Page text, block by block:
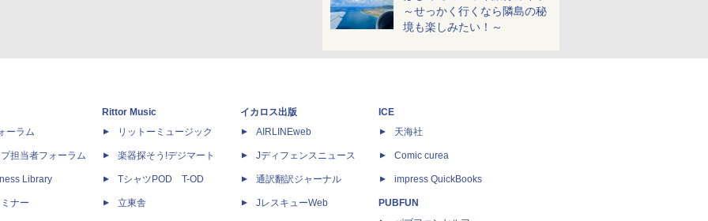
～せっかく行くなら隣島の秘
境も楽しみたい！～
ーラム
担当者フォーラム
Library
ナー
Rittor Music
リットーミュージック
楽器探そう!デジマート
TシャツPOD T-OD
立東舎
イカロス出版
AIRLINEweb
Jディフェンスニュース
通訳翻訳ジャーナル
JレスキューWeb
ICE
天海社
Comic curea
impress QuickBooks
PUBFUN